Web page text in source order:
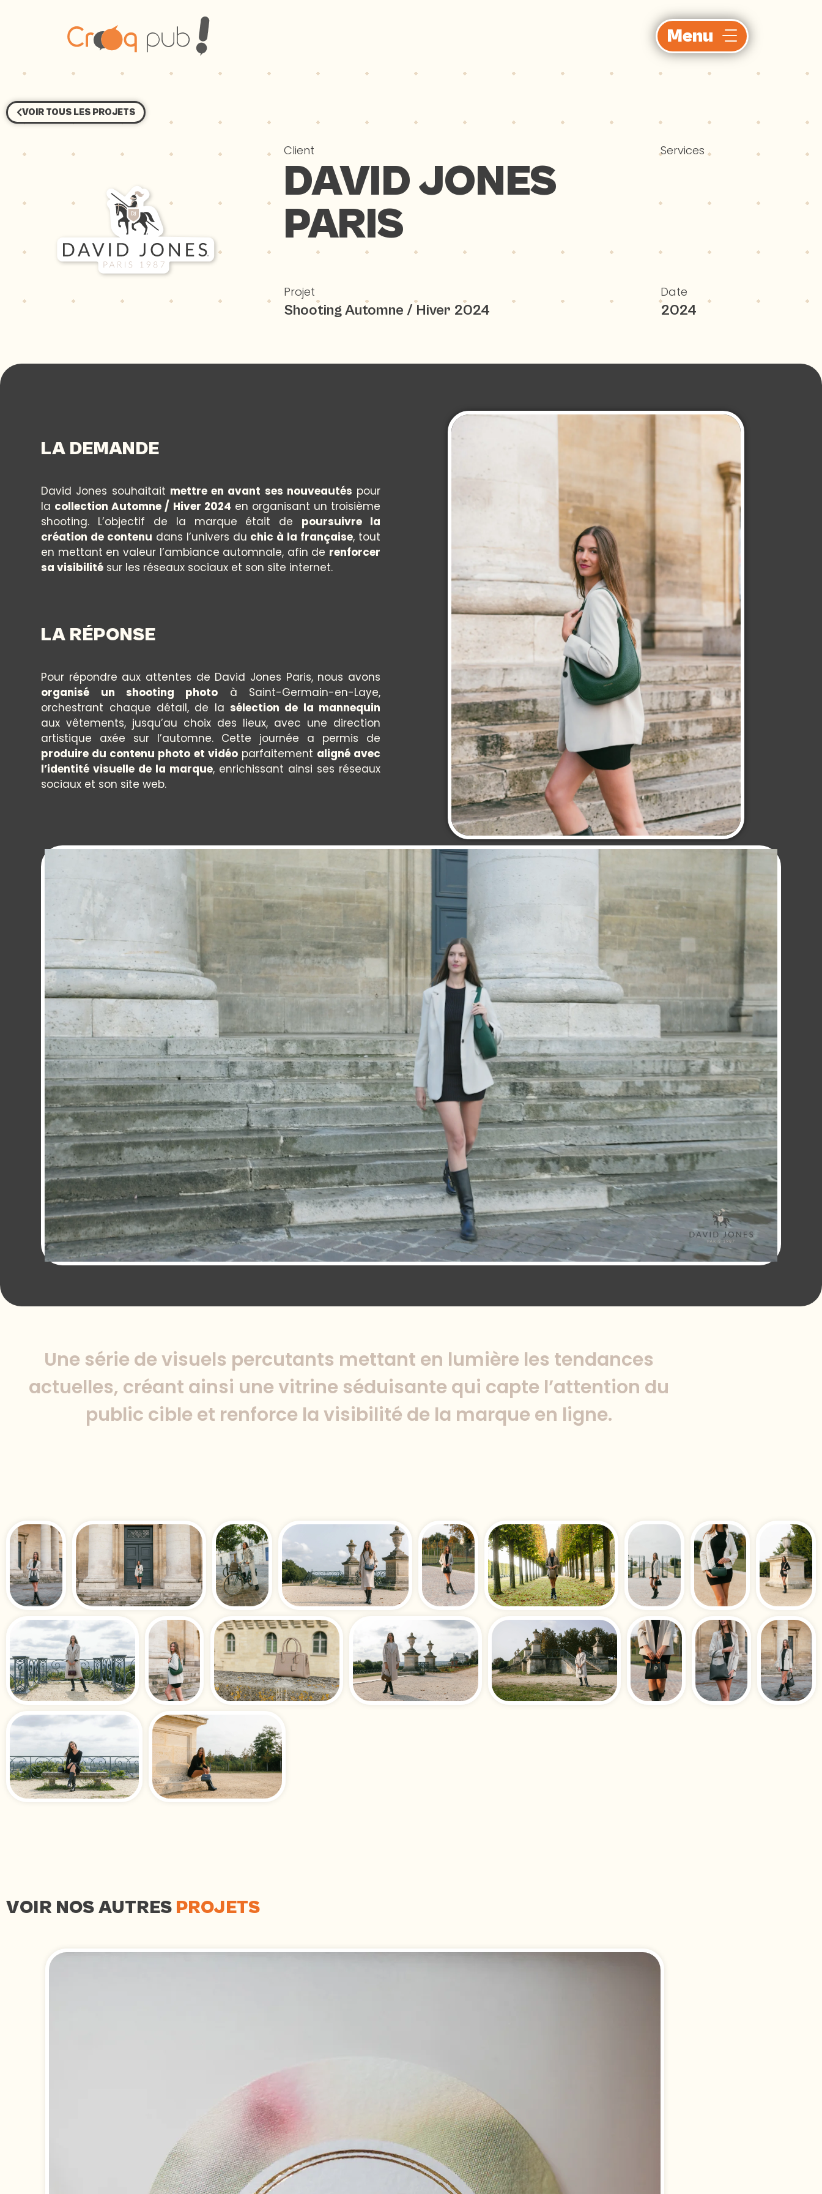
Projets
Agence
Services
Menu
VOIR TOUS LES PROJETS
Client
DAVID JONES
PARIS
Services
Projet
Shooting Automne / Hiver 2024
Date
2024
LA DEMANDE
David Jones souhaitait mettre en avant ses nouveautés pour
la collection Automne / Hiver 2024 en organisant un troisième
shooting. L’objectif de la marque était de poursuivre la
création de contenu dans l’univers du chic à la française, tout
en mettant en valeur l’ambiance automnale, afin de renforcer
sa visibilité sur les réseaux sociaux et son site internet.
LA RÉPONSE
Pour répondre aux attentes de David Jones Paris, nous avons
organisé un shooting photo à Saint-Germain-en-Laye,
orchestrant chaque détail, de la sélection de la mannequin
aux vêtements, jusqu’au choix des lieux, avec une direction
artistique axée sur l’automne. Cette journée a permis de
produire du contenu photo et vidéoparfaitement aligné avec
l’identité visuelle de la marque, enrichissant ainsi ses réseaux
sociaux et son site web.
Une série de visuels percutants mettant en lumière les tendances
actuelles, créant ainsi une vitrine séduisante qui capte l’attention du
public cible et renforce la visibilité de la marque en ligne.
VOIR NOS AUTRES PROJETS